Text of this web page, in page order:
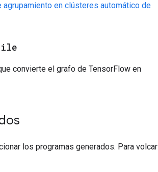
agrupamiento en clústeres automático de
convierte el grafo de TensorFlow en
los programas generados. Para volcar